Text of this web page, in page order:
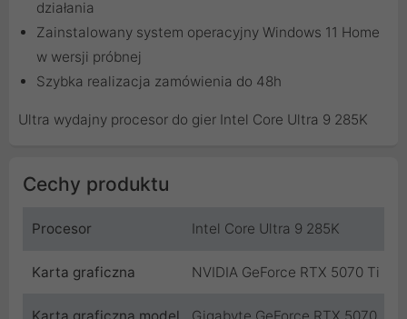
działania
Zainstalowany system operacyjny Windows 11 Home
w wersji próbnej
Szybka realizacja zamówienia do 48h
Ultra wydajny procesor do gier Intel Core Ultra 9 285K
Cechy produktu
Procesor Intel Core Ultra 9 285K
Karta graficzna NVIDIA GeForce RTX 5070 Ti